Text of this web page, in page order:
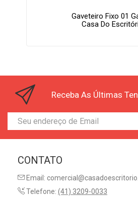
Gaveteiro Fixo 01
Casa Do
Receba As Últimas
CONTATO
Email:
Telefone: (41) 3209-0033